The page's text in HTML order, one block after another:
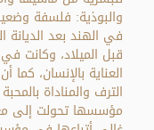
والبوذية: فلسفة
في الهند بعد
قبل الميلاد، وكانت
العناية بالإنسان،
الترف والمناداة
مؤسسها تحولت إلى